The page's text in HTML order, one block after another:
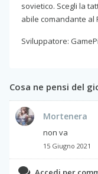
sovietico. Scegli la
abile comandante al
Sviluppatore:
Cosa ne pensi del
Mortenera
non va
15 Giugno 2021